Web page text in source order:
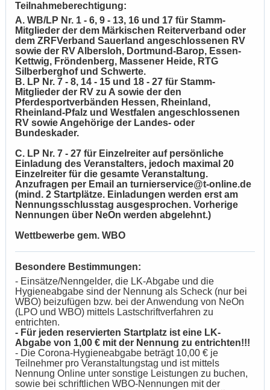
Teilnahmeberechtigung:
A. WB/LP Nr. 1 - 6, 9 - 13, 16 und 17 für Stamm-
Mitglieder der dem Märkischen Reiterverband oder
dem ZRFVerband Sauerland angeschlossenen RV
sowie der RV Albersloh, Dortmund-Barop, Essen-
Kettwig, Fröndenberg, Massener Heide, RTG
Silberberghof und Schwerte.
B. LP Nr. 7 - 8, 14 - 15 und 18 - 27 für Stamm-
Mitglieder der RV zu A sowie der den
Pferdesportverbänden Hessen, Rheinland,
Rheinland-Pfalz und Westfalen angeschlossenen
RV sowie Angehörige der Landes- oder
Bundeskader.
C. LP Nr. 7 - 27 für Einzelreiter auf persönliche
Einladung des Veranstalters, jedoch maximal 20
Einzelreiter für die gesamte Veranstaltung.
Anzufragen per Email an turnierservice@t-online.de
(mind. 2 Startplätze. Einladungen werden erst am
Nennungsschlusstag ausgesprochen. Vorherige
Nennungen über NeOn werden abgelehnt.)
Wettbewerbe gem. WBO
Besondere Bestimmungen:
- Einsätze/Nenngelder, die LK-Abgabe und die
Hygieneabgabe sind der Nennung als Scheck (nur bei
WBO) beizufügen bzw. bei der Anwendung von NeOn
(LPO und WBO) mittels Lastschriftverfahren zu
entrichten.
- Für jeden reservierten Startplatz ist eine LK-
Abgabe von 1,00 € mit der Nennung zu entrichten!!!
- Die Corona-Hygieneabgabe beträgt 10,00 € je
Teilnehmer pro Veranstaltungstag und ist mittels
Nennung Online unter sonstige Leistungen zu buchen,
sowie bei schriftlichen WBO-Nennungen mit der